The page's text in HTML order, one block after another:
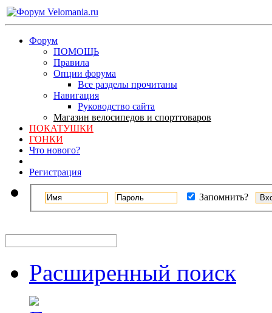
Форум
ПОМОЩЬ
Правила
Опции форума
Все разделы прочитаны
Навигация
Руководство сайта
Магазин велосипедов и спорттоваров
ПОКАТУШКИ
ГОНКИ
Что нового?
Регистрация
Запомнить?
Расширенный поиск